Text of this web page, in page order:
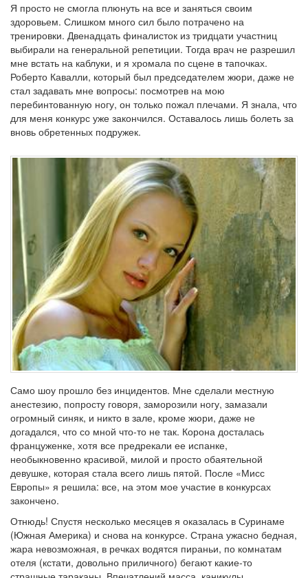
Я просто не смогла плюнуть на все и заняться своим
здоровьем. Слишком много сил было потрачено на
тренировки. Двенадцать финалисток из тридцати участниц
выбирали на генеральной репетиции. Тогда врач не разрешил
мне встать на каблуки, и я хромала по сцене в тапочках.
Роберто Кавалли, который был председателем жюри, даже не
стал задавать мне вопросы: посмотрев на мою
перебинтованную ногу, он только пожал плечами. Я знала, что
для меня конкурс уже закончился. Оставалось лишь болеть за
вновь обретенных подружек.
Само шоу прошло без инцидентов. Мне сделали местную
анестезию, попросту говоря, заморозили ногу, замазали
огромный синяк, и никто в зале, кроме жюри, даже не
догадался, что со мной что-то не так. Корона досталась
француженке, хотя все предрекали ее испанке,
необыкновенно красивой, милой и просто обаятельной
девушке, которая стала всего лишь пятой. После «Мисс
Европы» я решила: все, на этом мое участие в конкурсах
закончено.
Отнюдь! Спустя несколько месяцев я оказалась в Суринаме
(Южная Америка) и снова на конкурсе. Страна ужасно бедная,
жара невозможная, в речках водятся пираньи, по комнатам
отеля (кстати, довольно приличного) бегают какие-то